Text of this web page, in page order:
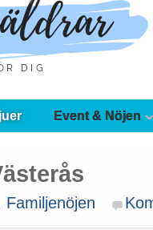
Event & Nöjen
Familjenöjen